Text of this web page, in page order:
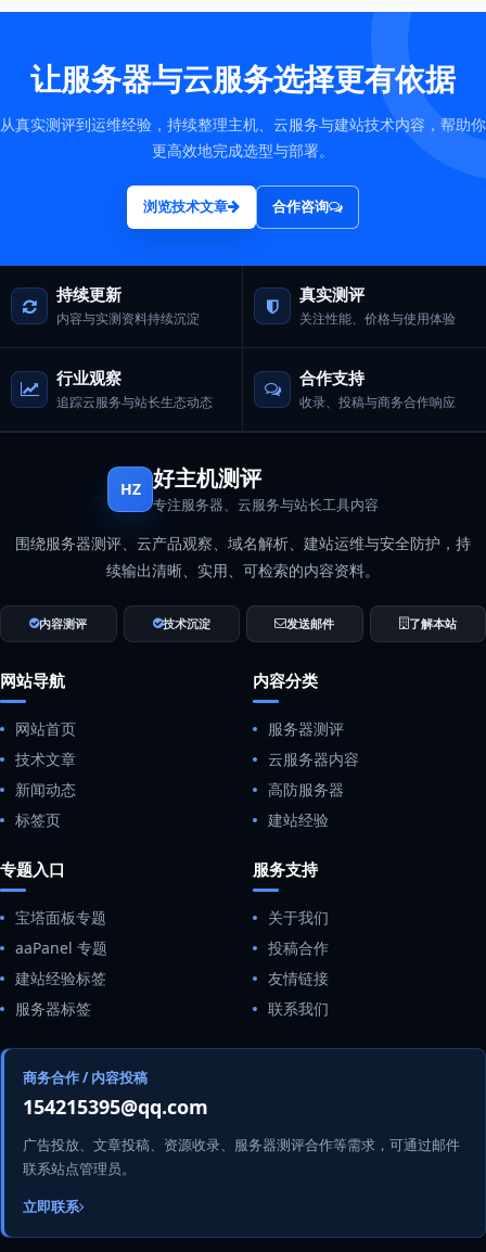
让服务器与云服务选择更有依据
从真实测评到运维经验，持续整理主机、云服务与建站技术内容，帮助你
更高效地完成选型与部署。
浏览技术文章 合作咨询
持续更新
内容与实测资料持续沉淀
真实测评
关注性能、价格与使用体验
行业观察
追踪云服务与站长生态动态
合作支持
收录、投稿与商务合作响应
HZ 好主机测评
专注服务器、云服务与站长工具内容
围绕服务器测评、云产品观察、域名解析、建站运维与安全防护，持
续输出清晰、实用、可检索的内容资料。
内容测评 技术沉淀 发送邮件 了解本站
网站导航
网站首页
技术文章
新闻动态
标签页
内容分类
服务器测评
云服务器内容
高防服务器
建站经验
专题入口
宝塔面板专题
aaPanel 专题
建站经验标签
服务器标签
服务支持
关于我们
投稿合作
友情链接
联系我们
商务合作 / 内容投稿
154215395@qq.com
广告投放、文章投稿、资源收录、服务器测评合作等需求，可通过邮件
联系站点管理员。
立即联系